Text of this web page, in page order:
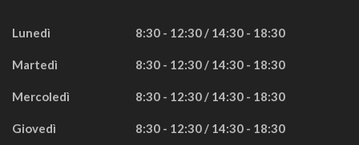
Lunedì 8:30 - 12:30 / 14:30 - 18:30
Martedì 8:30 - 12:30 / 14:30 - 18:30
Mercoledì 8:30 - 12:30 / 14:30 - 18:30
Giovedì 8:30 - 12:30 / 14:30 - 18:30